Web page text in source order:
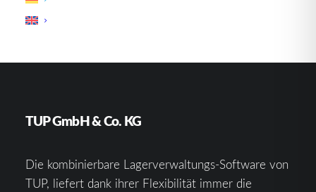
TUP GmbH & Co. KG
Die kombinierbare Lagerverwaltungs-Software von
TUP, liefert dank ihrer Flexibilität immer die